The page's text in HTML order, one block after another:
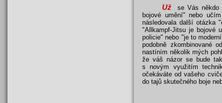
Už se Vás někdo
bojové umění" nebo
následovala další otázka
"Allkampf-Jitsu je bojové
policie" nebo "je to
podobně zkombinované
nastíním několik mých
že váš názor se bude
s novým využitím
očekáváte od vašeho
do tajů skutečného boje